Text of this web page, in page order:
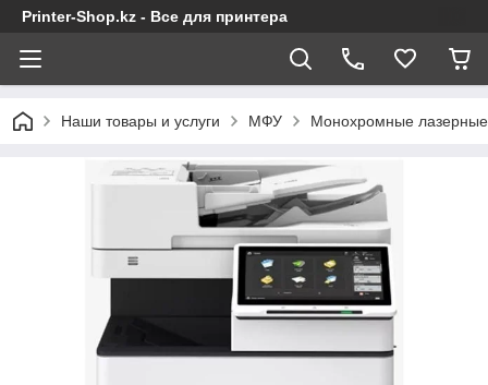
Printer-Shop.kz - Все для принтера
Наши товары и услуги МФУ Монохромные